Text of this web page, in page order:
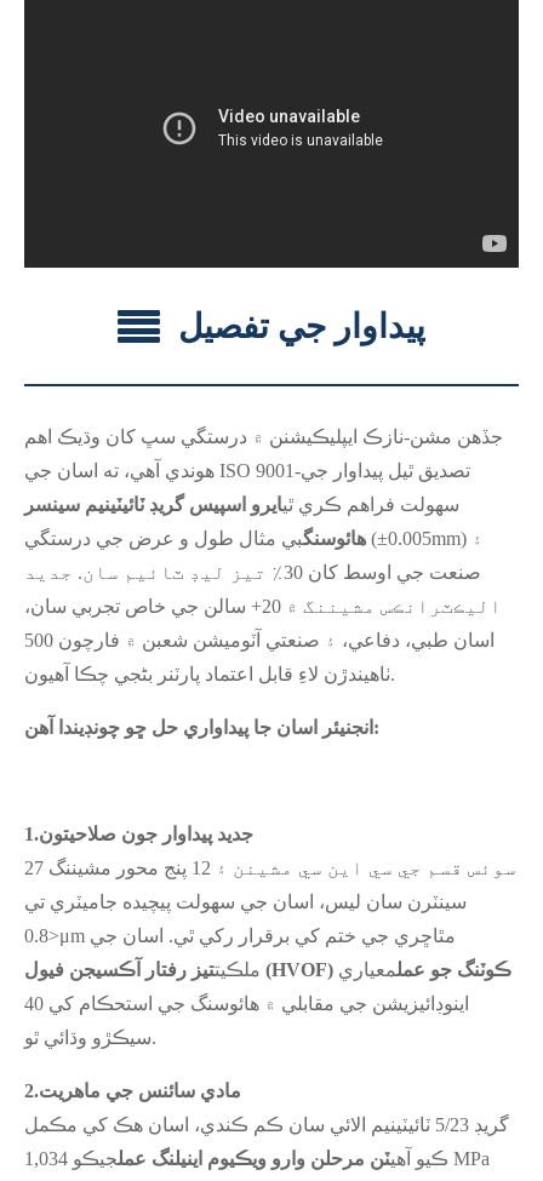
پيداوار جي تفصيل
جڏهن مشن-نازڪ ايپليڪيشنن ۾ درستگي سڀ کان وڌيڪ اهم
هوندي آهي، ته اسان جي ISO 9001-تصديق ٿيل پيداوار جي
سهولت فراهم ڪري ٿيايرو اسپيس گريڊ ٽائيٽينيم سينسر
هائوسنگبي مثال طول و عرض جي درستگي (±0.005mm) ۽
صنعت جي اوسط کان 30٪ تيز ليڊ ٽائيم سان. جديد
اليڪٽرانڪس مشيننگ ۾ 20+ سالن جي خاص تجربي سان،
اسان طبي، دفاعي، ۽ صنعتي آٽوميشن شعبن ۾ فارچون 500
ٺاهيندڙن لاءِ قابل اعتماد پارٽنر بڻجي چڪا آهيون.
انجنيئر اسان جا پيداواري حل ڇو چونڊيندا آهن:
1.جديد پيداوار جون صلاحيتون
27 سوئس قسم جي سي اين سي مشينن ۽ 12 پنج محور مشيننگ
سينٽرن سان ليس، اسان جي سهولت پيچيده جاميٽري تي
<0.8μm مٿاڇري جي ختم کي برقرار رکي ٿي. اسان جي
ملڪيت
تيز رفتار آڪسيجن فيول (HVOF) ڪوٽنگ جو عملمعياري
اينوڊائيزيشن جي مقابلي ۾ هائوسنگ جي استحڪام کي 40
سيڪڙو وڌائي ٿو.
2.مادي سائنس جي ماهريت
گريڊ 5/23 ٽائيٽينيم الائي سان ڪم ڪندي، اسان هڪ کي مڪمل
ڪيو آهيٽن مرحلن وارو ويڪيوم اينيلنگ عمل
جيڪو 1,034 MPa